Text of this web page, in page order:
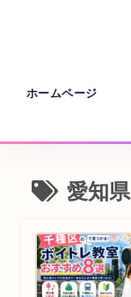
ホームページ
愛知県